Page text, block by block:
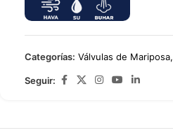
Categorías: Válvulas de Mariposa,
Seguir: